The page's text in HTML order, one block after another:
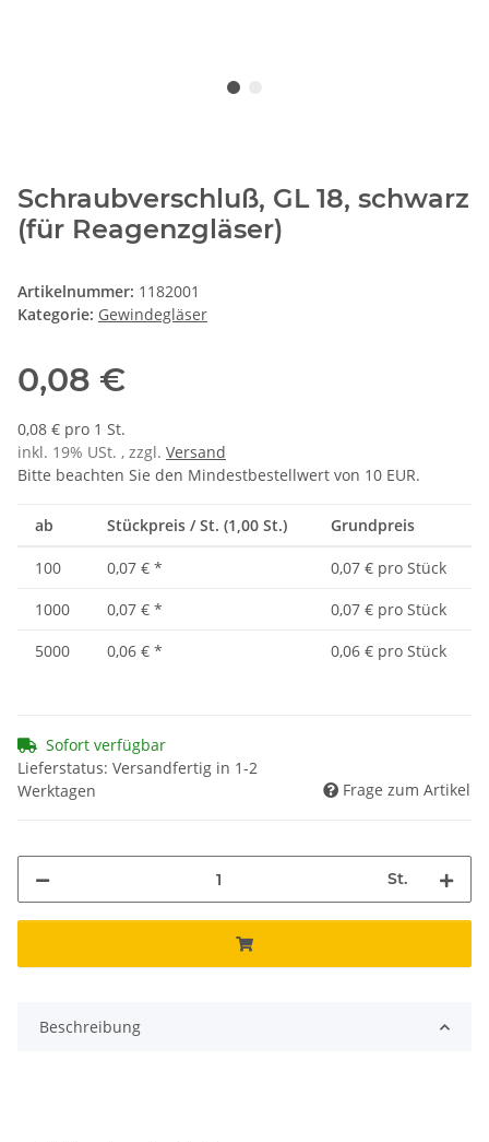
Schraubverschluß, GL 18, schwarz
(für Reagenzgläser)
Artikelnummer: 1182001
Kategorie: Gewindegläser
0,08 €
0,08 € pro 1 St.
inkl. 19% USt. , zzgl. Versand
Bitte beachten Sie den Mindestbestellwert von 10 EUR.
ab Stückpreis / St. (1,00 St.) Grundpreis
100 0,07 € *
0,07 € pro Stück
1000
0,07 € *
0,07 € pro Stück
5000
0,06 € * 0,06 € pro Stück
Sofort verfügbar
Lieferstatus: Versandfertig in 1-2
Werktagen
Frage zum Artikel
St.
Beschreibung